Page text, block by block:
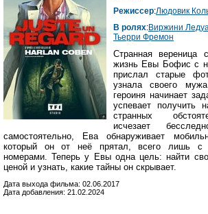
Режиссер:Людовик
В ролях:Виржини
Тьерри Фремон
Странная вереница
жизнь Евы Бофис с
прислал старые
узнала своего
героиня начинает
успевает получить
странных
исчезает
самостоятельно, Ева обнаруживает
который он от неё прятал, всего лишь с
номерами. Теперь у Евы одна цель: найти
ценой и узнать, какие тайны он скрывает.
Дата выхода фильма: 02.06.2017
Дата добавления: 21.02.2024